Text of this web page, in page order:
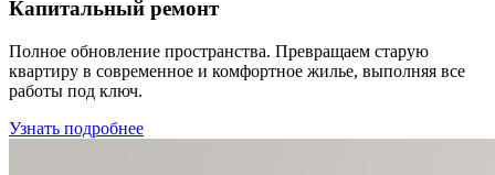
Капитальный ремонт
Полное обновление пространства. Превращаем старую
квартиру в современное и комфортное жилье, выполняя все
работы под ключ.
Узнать подробнее